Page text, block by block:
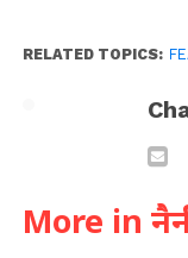
RELATED TOPICS:
More in